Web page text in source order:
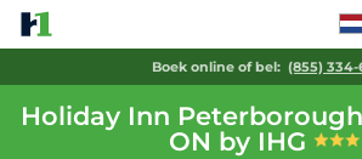
Boek online of bel: (855) 334-
Holiday Inn
ON by IHG